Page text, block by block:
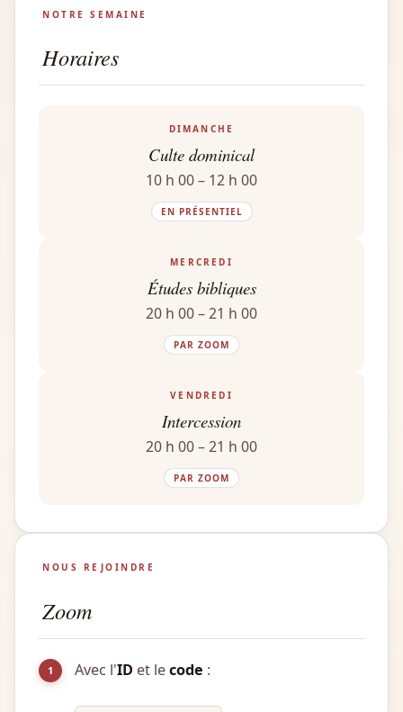
NOTRE SEMAINE
Horaires
DIMANCHE
Culte dominical
10 h 00 – 12 h 00
EN PRÉSENTIEL
MERCREDI
Études bibliques
20 h 00 – 21 h 00
PAR ZOOM
VENDREDI
Intercession
20 h 00 – 21 h 00
PAR ZOOM
NOUS REJOINDRE
Zoom
1 Avec l'ID et lecode :